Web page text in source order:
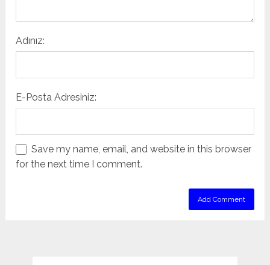
Adınız:
E-Posta Adresiniz:
Save my name, email, and website in this browser
for the next time I comment.